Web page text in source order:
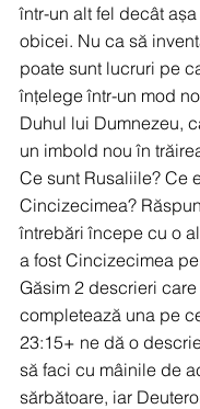
într-un alt fel decât
obicei. Nu ca să
poate sunt lucruri pe
înțelege într-un mod
Duhul lui Dumnezeu,
un imbold nou în
Ce sunt Rusaliile? Ce
Cincizecimea?
întrebări începe cu o
a fost Cincizecimea
Găsim 2 descrieri
completează una pe
23:15+ ne dă o
să faci cu mâinile de
sărbătoare, iar